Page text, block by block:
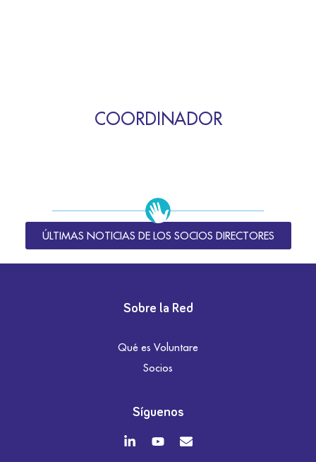
COORDINADOR
ÚLTIMAS NOTICIAS DE LOS SOCIOS DIRECTORES
Sobre la Red
Qué es Voluntare
Socios
Síguenos